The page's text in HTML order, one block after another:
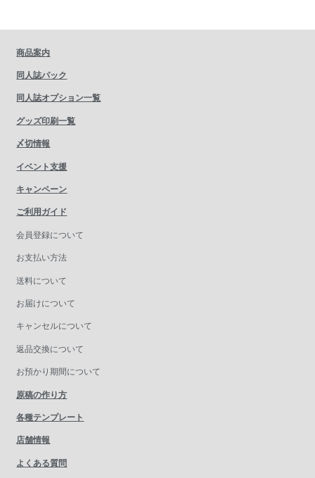
商品案内
同人誌パック
同人誌オプション一覧
グッズ印刷一覧
〆切情報
イベント支援
キャンペーン
ご利用ガイド
会員登録について
お支払い方法
送料について
お届けについて
キャンセルについて
返品交換について
お預かり期間について
原稿の作り方
各種テンプレート
店舗情報
よくある質問